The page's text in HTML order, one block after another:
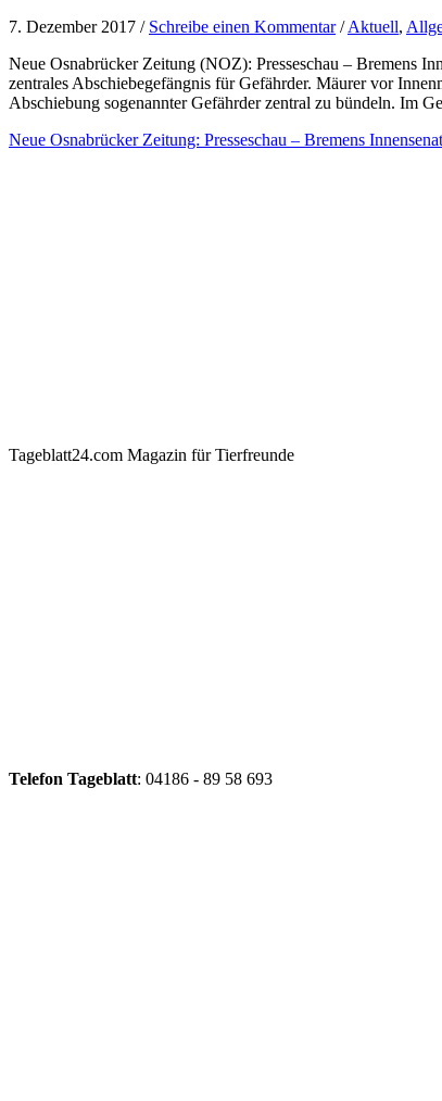
7. Dezember 2017 / Schreibe einen Kommentar /Aktuell,
Neue Osnabrücker Zeitung (NOZ): Presseschau – Bremens
zentrales Abschiebegefängnis für Gefährder. Mäurer vor
Abschiebung sogenannter Gefährder zentral zu bündeln. Im
Neue Osnabrücker Zeitung: Presseschau – Bremens
Tageblatt24.com Magazin für Tierfreunde
Telefon Tageblatt: 04186 - 89 58 693